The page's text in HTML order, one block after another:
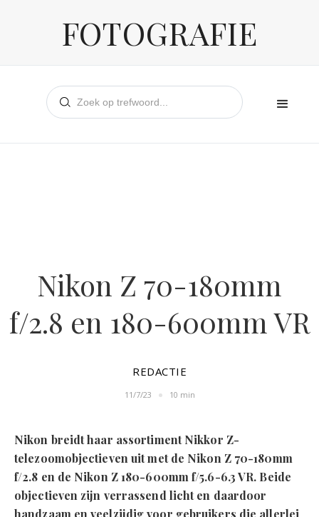
FOTOGRAFIE
Nikon Z 70-180mm
f/2.8 en 180-600mm VR
REDACTIE
11/7/23 10 min
Nikon breidt haar assortiment Nikkor Z-
telezoomobjectieven uit met de Nikon Z 70-180mm
f/2.8 en de Nikon Z 180-600mm f/5.6-6.3 VR. Beide
objectieven zijn verrassend licht en daardoor
handzaam en veelzijdig voor gebruikers die allerlei